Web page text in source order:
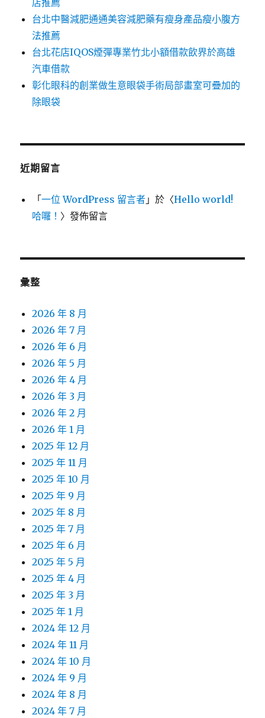
店推薦
台北中醫減肥通通美容減肥藥有瘦身產品瘦小腹方
法推薦
台北花店IQOS煙彈專業竹北小額借款飲界於高雄
汽車借款
彰化眼科的創業做生意眼袋手術局部畫室可疊加的
除眼袋
近期留言
「一位 WordPress 留言者 」於〈Hello world!
哈囉！ 〉發佈留言
彙整
2026 年 8 月
2026 年 7 月
2026 年 6 月
2026 年 5 月
2026 年 4 月
2026 年 3 月
2026 年 2 月
2026 年 1 月
2025 年 12 月
2025 年 11 月
2025 年 10 月
2025 年 9 月
2025 年 8 月
2025 年 7 月
2025 年 6 月
2025 年 5 月
2025 年 4 月
2025 年 3 月
2025 年 1 月
2024 年 12 月
2024 年 11 月
2024 年 10 月
2024 年 9 月
2024 年 8 月
2024 年 7 月